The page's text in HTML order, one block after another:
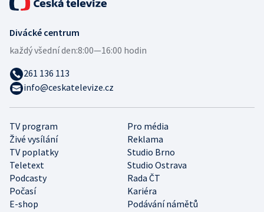
TV program
Pro média
Živé vysílání
Reklama
TV poplatky
Studio Brno
Teletext
Studio Ostrava
Podcasty
Rada ČT
Počasí
Kariéra
E-shop
Podávání námětů
Divácké centrum
každý všední den:8:00—16:00 hodin
261 136 113
info@ceskatelevize.cz